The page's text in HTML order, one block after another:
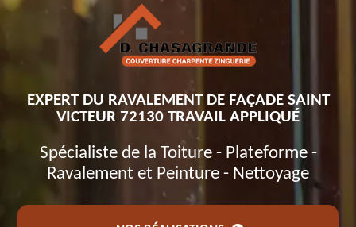
EXPERT DU RAVALEMENT DE FAÇADE SAINT
VICTEUR 72130 TRAVAIL APPLIQUÉ
Spécialiste de la Toiture - Plateforme -
Ravalement et Peinture - Nettoyage